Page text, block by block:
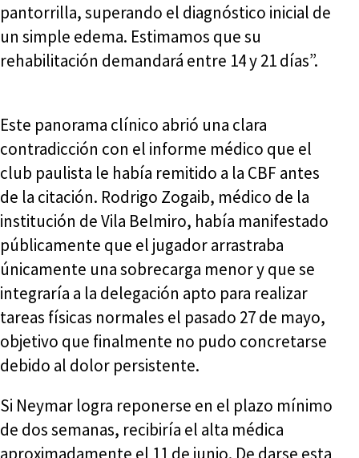
pantorrilla, superando el diagnóstico inicial de
un simple edema. Estimamos que su
rehabilitación demandará entre 14 y 21 días”.
Este panorama clínico abrió una clara
contradicción con el informe médico que el
club paulista le había remitido a la CBF antes
de la citación. Rodrigo Zogaib, médico de la
institución de Vila Belmiro, había manifestado
públicamente que el jugador arrastraba
únicamente una sobrecarga menor y que se
integraría a la delegación apto para realizar
tareas físicas normales el pasado 27 de mayo,
objetivo que finalmente no pudo concretarse
debido al dolor persistente.
Si Neymar logra reponerse en el plazo mínimo
de dos semanas, recibiría el alta médica
aproximadamente el 11 de junio. De darse esta